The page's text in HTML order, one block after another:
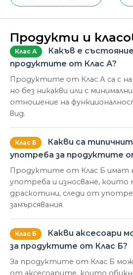
Продукти и
Клас А
Какъв е
продуктите от Клас А?
Продуктите от Клас А са с
но без никакви или с
отношение на
вид.
Клас Б
Какви са
употреба за продуктите
Продуктите от Клас Б имат
употреба и износване, които
драскотини, следи от
замърсявания.
Клас Б
Какви аксесоари
за продуктите от Клас Б?
За продуктите от Клас Б
от аксесоарите, които